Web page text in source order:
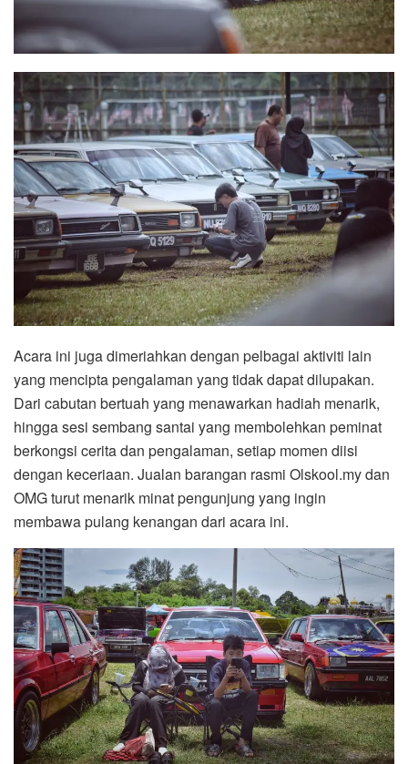
Acara ini juga dimeriahkan dengan pelbagai aktiviti lain
yang mencipta pengalaman yang tidak dapat dilupakan.
Dari cabutan bertuah yang menawarkan hadiah menarik,
hingga sesi sembang santai yang membolehkan peminat
berkongsi cerita dan pengalaman, setiap momen diisi
dengan keceriaan. Jualan barangan rasmi Olskool.my dan
OMG turut menarik minat pengunjung yang ingin
membawa pulang kenangan dari acara ini.